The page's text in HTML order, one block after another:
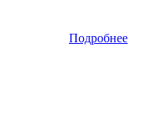
Подробнее